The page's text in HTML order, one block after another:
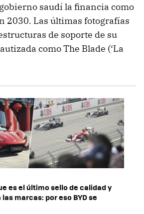
saudí la financia como
2030. Las últimas fotografías
de soporte de su
como The Blade (‘La
es el último sello de calidad y
marcas: por eso BYD se